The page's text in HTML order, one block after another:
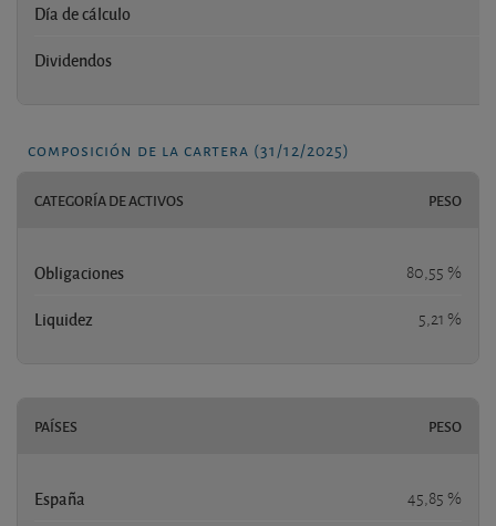
Día de cálculo
Dividendos
composición de la cartera (31/12/2025)
CATEGORÍA DE ACTIVOS PESO
Obligaciones 80,55 %
Liquidez 5,21 %
PAÍSES PESO
España 45,85 %